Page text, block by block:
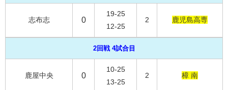
志布志 0
19-25
12-25
2 鹿児島高専
2回戦 4試合目
鹿屋中央 0
10-25
13-25
2 樟 南